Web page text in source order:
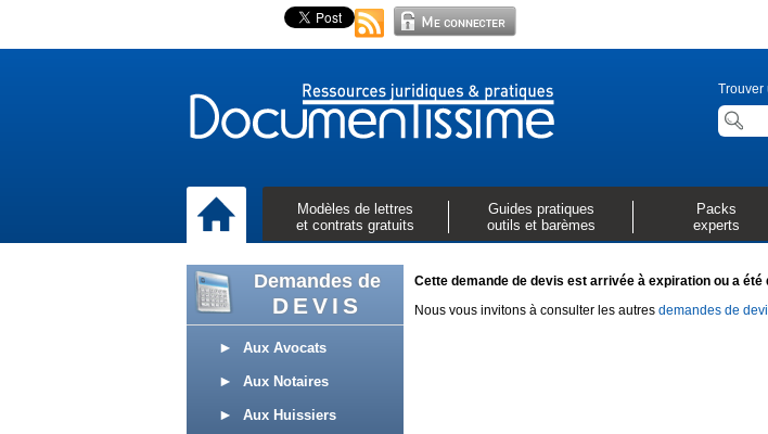
Trouver
Modèles de lettres
et contrats gratuits
Guides pratiques
outils et barèmes
Packs
experts
Demandes de
DEVIS
Aux Avocats
Aux Notaires
Aux Huissiers
Cette demande de devis est arrivée à expiration ou a
Nous vous invitons à consulter les autres demandes de